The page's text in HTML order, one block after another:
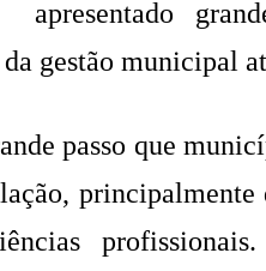
apresentado
gestão municipal
passo que
principalmente